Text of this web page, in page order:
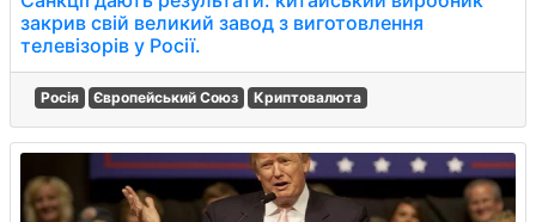
закрив свій великий завод з виготовлення
телевізорів у Росії.
Росія Європейський Союз Криптовалюта